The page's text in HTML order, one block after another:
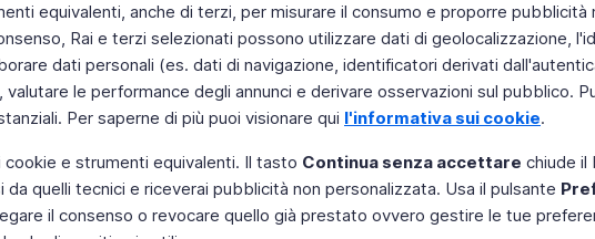
equivalenti, anche di terzi, per misurare il consumo e proporre pubblicità
Rai e terzi selezionati possono utilizzare dati di geolocalizzazione,
dati personali (es. dati di navigazione, identificatori derivati
le performance degli annunci e derivare osservazioni sul pubblico.
Per saperne di più puoi visionare qui l'informativa sui cookie.
cookie e strumenti equivalenti. Il tasto Continua senza accettare chiude il
quelli tecnici e riceverai pubblicità non personalizzata. Usa il pulsante
il consenso o revocare quello già prestato ovvero gestire le tue